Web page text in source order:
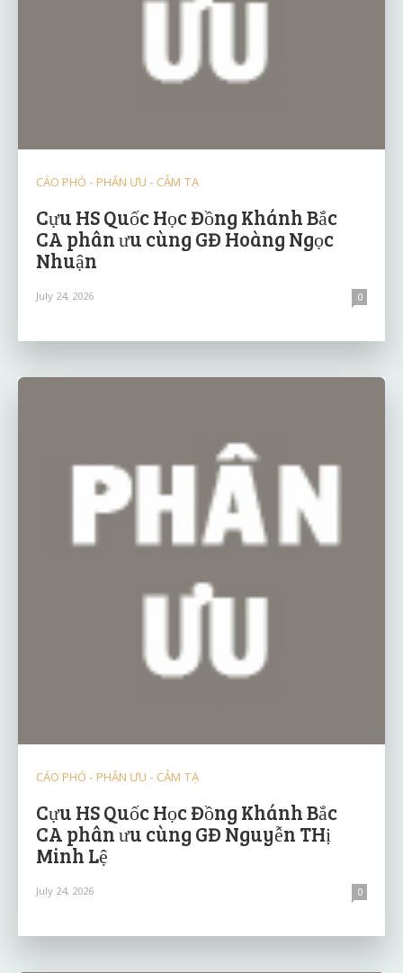
CÁO PHÓ - PHÂN ƯU - CẢM TẠ
Cựu HS Quốc Học Đồng Khánh Bắc
CA phân ưu cùng GĐ Hoàng Ngọc
Nhuận
July 24, 2026 0
CÁO PHÓ - PHÂN ƯU - CẢM TẠ
Cựu HS Quốc Học Đồng Khánh Bắc
CA phân ưu cùng GĐ Nguyễn THị
Minh Lệ
July 24, 2026 0